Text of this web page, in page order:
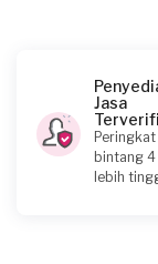
Sekitar 6 jam
Jakarta Timur,
Request Fulfilled
Rp1.000.001 -
Jasa
Peringkat
bintang 4
lebih